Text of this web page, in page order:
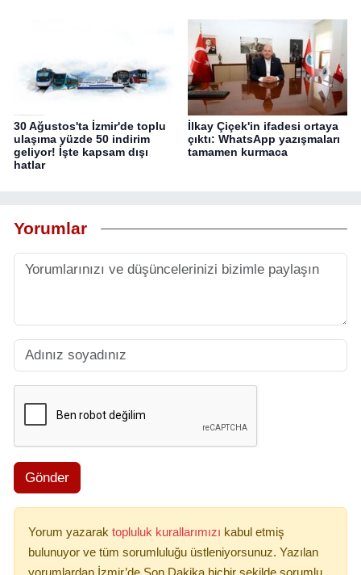
30 Ağustos'ta İzmir'de toplu
ulaşıma yüzde 50 indirim
geliyor! İşte kapsam dışı
hatlar
İlkay Çiçek'in ifadesi ortaya
çıktı: WhatsApp yazışmaları
tamamen kurmaca
Yorumlar
Gönder
Yorum yazarak topluluk kurallarımızı kabul etmiş
bulunuyor ve tüm sorumluluğu üstleniyorsunuz. Yazılan